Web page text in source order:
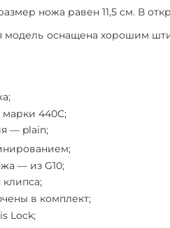
ножа равен 11,5 см. В
модель оснащена хорошим
440С;
— plain;
— из G10;
клипса;
в комплект;
Lock;